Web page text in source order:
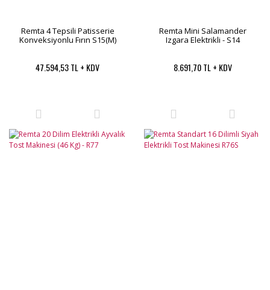
Remta 4 Tepsili Patisserie
Konveksiyonlu Fırın S15(M)
47.594,53 TL + KDV
Remta Mini Salamander
Izgara Elektrikli - S14
8.691,70 TL + KDV